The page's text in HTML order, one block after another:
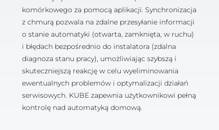
komórkowego za pomocą aplikacji. Synchronizacja
z chmurą pozwala na zdalne przesyłanie informacji
o stanie automatyki (otwarta, zamknięta, w ruchu)
i błędach bezpośrednio do instalatora (zdalna
diagnoza stanu pracy), umożliwiając szybszą i
skuteczniejszą reakcję w celu wyeliminowania
ewentualnych problemów i optymalizacji działań
serwisowych. KUBE zapewnia użytkownikowi pełną
kontrolę nad automatyką domową.